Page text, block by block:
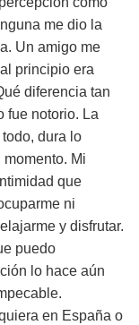
me dio la
Un amigo me
principio era
diferencia tan
fue notorio. La
dura lo
Mi
que
ni
y disfrutar.
puedo
lo hace aún
en España o